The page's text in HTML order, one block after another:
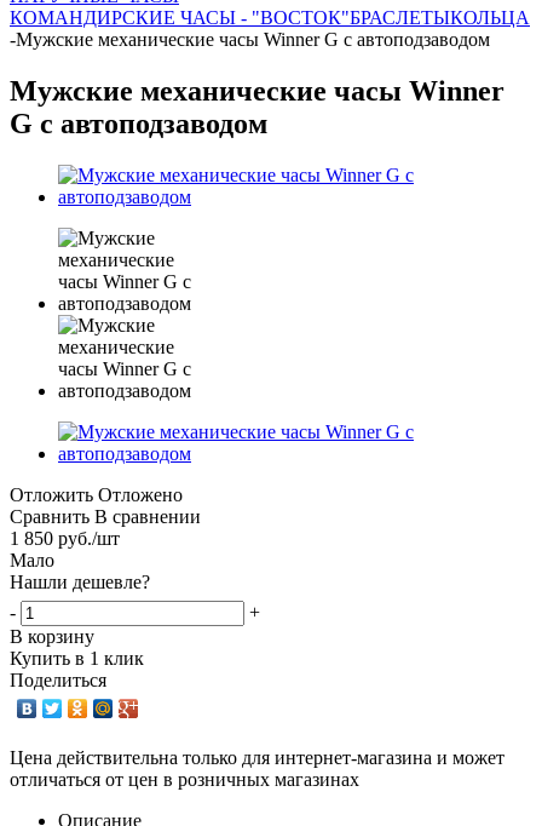
КОМАНДИРСКИЕ ЧАСЫ - "ВОСТОК"БРАСЛЕТЫКОЛЬЦА
-Мужские механические часы Winner G с автоподзаводом
Мужские механические часы Winner
G с автоподзаводом
Отложить Отложено
Сравнить В сравнении
1 850 руб./шт
Мало
Нашли дешевле?
-
+
В корзину
Купить в 1 клик
Поделиться
Цена действительна только для интернет-магазина и может
отличаться от цен в розничных магазинах
Описание